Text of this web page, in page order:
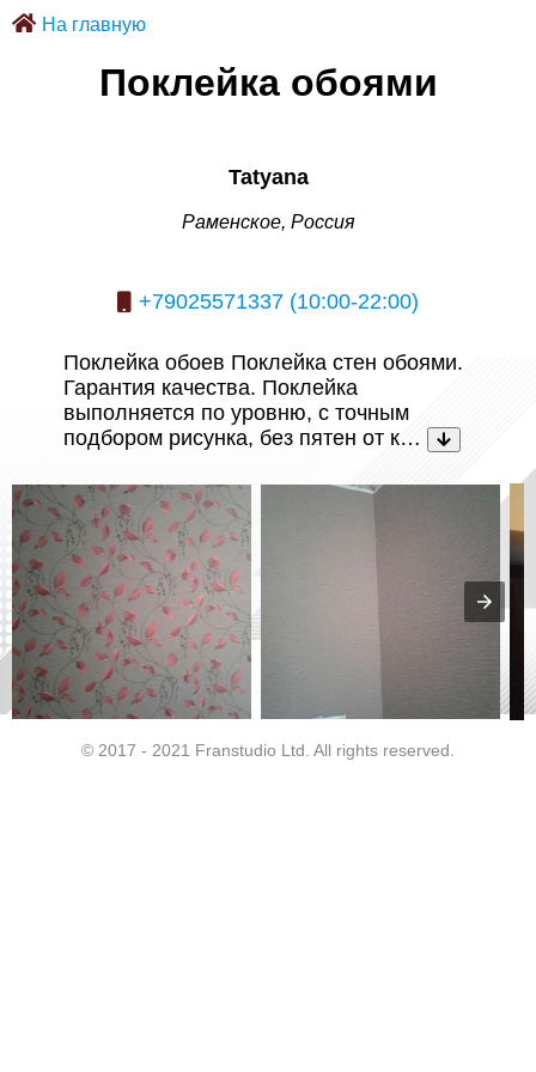
На главную
Поклейка обоями
Tatyana
Раменское, Россия
+79025571337 (10:00-22:00)
Поклейка обоев Поклейка стен обоями.
Гарантия качества. Поклейка
выполняется по уровню, с точным
подбором рисунка, без пятен от к…
© 2017 - 2021 Franstudio Ltd. All rights reserved.